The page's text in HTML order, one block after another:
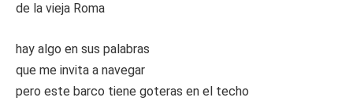
de la vieja Roma
hay algo en sus palabras
que me invita a navegar
pero este barco tiene goteras en el techo